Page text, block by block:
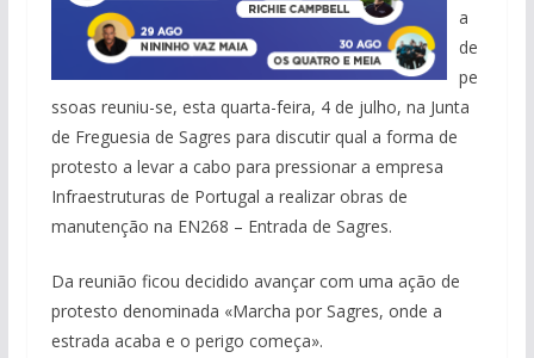
a
de
pe
ssoas reuniu-se, esta quarta-feira, 4 de julho, na Junta
de Freguesia de Sagres para discutir qual a forma de
protesto a levar a cabo para pressionar a empresa
Infraestruturas de Portugal a realizar obras de
manutenção na EN268 – Entrada de Sagres.
Da reunião ficou decidido avançar com uma ação de
protesto denominada «Marcha por Sagres, onde a
estrada acaba e o perigo começa».